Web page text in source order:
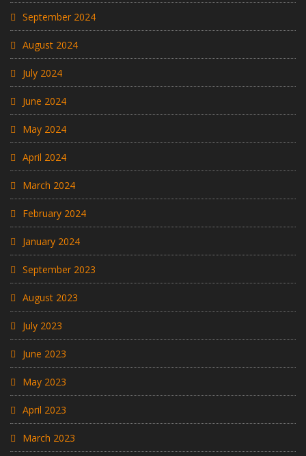
September 2024
August 2024
July 2024
June 2024
May 2024
April 2024
March 2024
February 2024
January 2024
September 2023
August 2023
July 2023
June 2023
May 2023
April 2023
March 2023